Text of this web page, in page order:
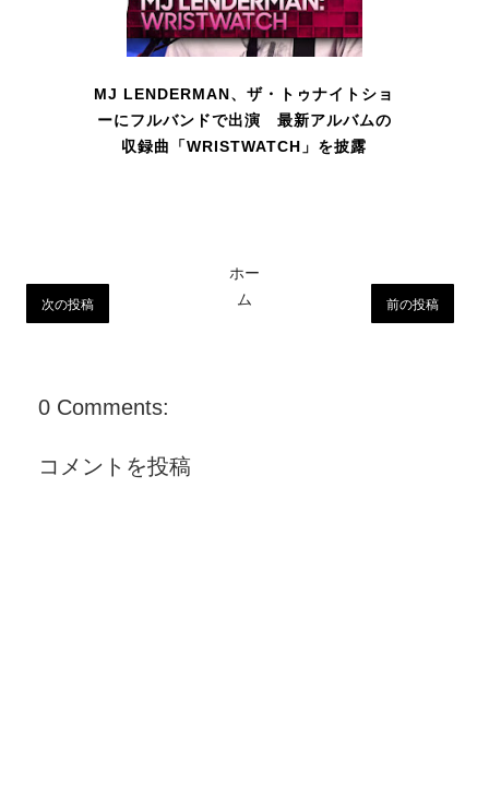
MJ LENDERMAN、ザ・トゥナイトショ
ーにフルバンドで出演 最新アルバムの
収録曲「WRISTWATCH」を披露
次の投稿 前の投稿
ホー
ム
0 Comments:
コメントを投稿